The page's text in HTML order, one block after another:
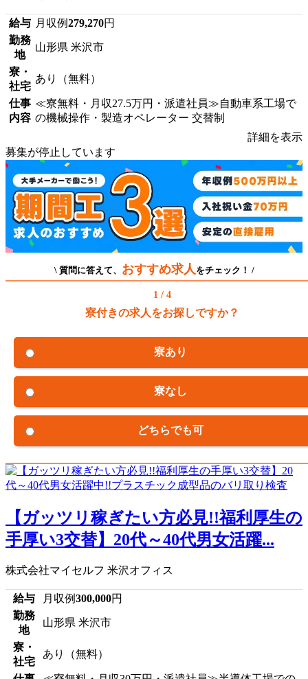
給与 月収例279,270円
勤務
地
山形県 米沢市
寮・
社宅
あり（無料）
仕事
内容
≪寮無料・月収27.5万円・派遣社員≫自動車系工場で
の機械操作・製造オペレーター 交替制
詳細を表示
募集が停止しています
\ 質問に答えて、 おすすめ求人 をチェック！ /
1 / 4
寮付きの求人をお探しですか？
寮あり
寮なし
どちらでも可
【ガッツリ稼ぎたい方必見!!福利厚生の
手厚い3交替】20代～40代男女活躍...
株式会社マイセルフ 米沢オフィス
給与 月収例300,000円
勤務
地
山形県 米沢市
寮・
社宅
あり（無料）